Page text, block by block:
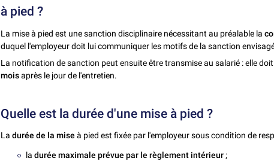
à pied ?
La mise à pied est une sanction disciplinaire nécessitant au préalable la
duquel l'employeur doit lui communiquer les motifs de la sanction
La notification de sanction peut ensuite être transmise au salarié : elle doit
moisaprès le jour de l'entretien.
Quelle est la durée d'une mise à pied ?
Ladurée de la mise à pied est fixée par l'employeur sous condition de
ladurée maximale prévue par le règlement intérieur;